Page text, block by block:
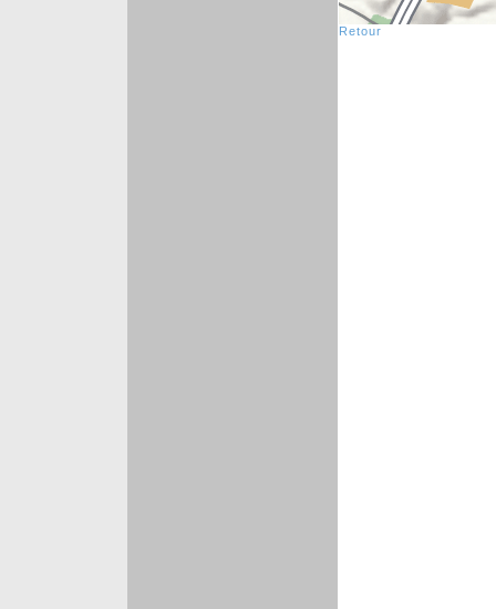
Retour